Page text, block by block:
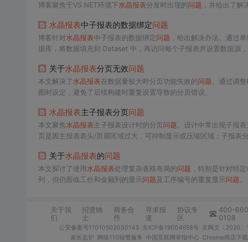
博客聚焦于VS.NET环境下水晶报表分发时出现的问题 ，并给出了解
水晶报表中子报表的数据绑定问题
博客针对水晶报表中子报表的数据绑定问题 ，给出解决办法。通过
据库，将数据填充到 Dataset 中，再访问每个子报表并设置数据源，
关于水晶报表分页无效问题
本文解决了水晶报表在数据量较大时分页功能失效的问题 。通过调
图时设定，避免了后续构建时重复设置导致的分页错误。
水晶报表主子报表分页问题
本文聚焦水晶报表主子报表设计时的分页问题 。设计中常出现子报
页是因主报表表头/页眉区域过大，可抑制显示或压缩区域；子报表
关于水晶报表的问题
本文探讨了使用水晶报表处理复杂表格布局的问题 ，特别是针对特
列，但仍面临工价和金额列的显示问题及工序编号的重复显示问题
关于我
们
招贤纳
士
商务合
作
寻求报
道
协议专
区
400-
0108
公安备案号11010502030143 京ICP备19004658号 京网文〔2020
家长监护 网络110报警服务 中国互联网举报中心 Chrome商店下载